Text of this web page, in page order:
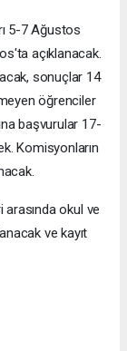
5-7 Ağustos
açıklanacak.
sonuçlar 14
öğrenciler
başvurular 17-
Komisyonların
arasında okul ve
ve kayıt